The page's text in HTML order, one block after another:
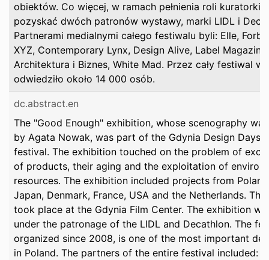
obiektów. Co więcej, w ramach pełnienia roli kuratorki
pozyskać dwóch patronów wystawy, marki LIDL i
Partnerami medialnymi całego festiwalu byli: Elle,
XYZ, Contemporary Lynx, Design Alive, Label
Architektura i Biznes, White Mad. Przez cały festiwal
odwiedziło około 14 000 osób.
dc.abstract.en
The "Good Enough" exhibition, whose scenography
by Agata Nowak, was part of the Gdynia Design Days
festival. The exhibition touched on the problem of
of products, their aging and the exploitation of
resources. The exhibition included projects from
Japan, Denmark, France, USA and the Netherlands.
took place at the Gdynia Film Center. The exhibition
under the patronage of the LIDL and Decathlon. The
organized since 2008, is one of the most important
in Poland. The partners of the entire festival included: